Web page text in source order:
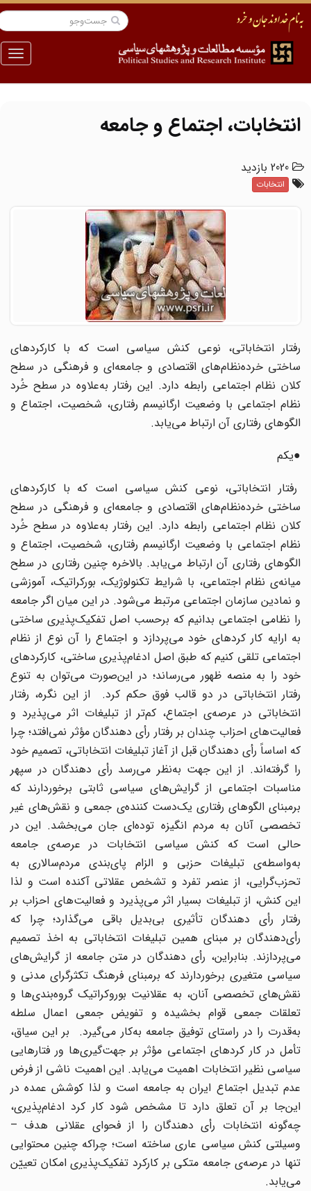
منو
انتخابات، اجتماع و جامعه
2020 بازدید
انتخابات
رفتار انتخاباتی، نوعی کنش سیاسی است که با کارکردهای
ساختی خرده‌نظام‌های اقتصادی و جامعه‌ای و فرهنگی در سطح
کلان نظام اجتماعی رابطه دارد. این رفتار به‌علاوه در سطح خُرد
نظام اجتماعی با وضعیت ارگانیسم رفتاری، شخصیت، اجتماع و
الگوهای رفتاری آن ارتباط می‌یابد.
●یکم
رفتار انتخاباتی، نوعی کنش سیاسی است که با کارکردهای
ساختی خرده‌نظام‌های اقتصادی و جامعه‌ای و فرهنگی در سطح
کلان نظام اجتماعی رابطه دارد. این رفتار به‌علاوه در سطح خُرد
نظام اجتماعی با وضعیت ارگانیسم رفتاری، شخصیت، اجتماع و
الگوهای رفتاری آن ارتباط می‌یابد. بالاخره چنین رفتاری در سطح
میانه‌ی نظام اجتماعی، با شرایط تکنولوژیک، بورکراتیک، آموزشی
و نمادین سازمان اجتماعی مرتبط می‌شود. در این میان اگر جامعه
را نظامی اجتماعی بدانیم که برحسب اصل تفکیک‌پذیری ساختی
به ارایه کار کردهای خود می‌پردازد و اجتماع را آن نوع از نظام
اجتماعی تلقی کنیم که طبق اصل ادغام‌پذیری ساختی، کارکردهای
خود را به منصه ظهور می‌رساند؛ در این‌صورت می‌توان به تنوع
رفتار انتخاباتی در دو قالب فوق حکم کرد. از این نگره، رفتار
انتخاباتی در عرصه‌ی اجتماع، کم‌تر از تبلیغات اثر می‌پذیرد و
فعالیت‌های احزاب چندان بر رفتار رأی دهندگان مؤثر نمی‌افتد؛ چرا
که اساساً رأی دهندگان قبل از آغاز تبلیغات انتخاباتی، تصمیم خود
را گرفته‌اند. از این جهت به‌نظر می‌رسد رأی دهندگان در سپهر
مناسبات اجتماعی از گرایش‌های سیاسی ثابتی برخوردارند که
برمبنای الگوهای رفتاری یک‌دست کننده‌ی جمعی و نقش‌های غیر
تخصصی آنان به مردم انگیزه توده‌ای جان می‌بخشد. این در
حالی است که کنش سیاسی انتخابات در عرصه‌ی جامعه
به‌واسطه‌ی تبلیغات حزبی و الزام پای‌بندی مردم‌سالاری به
تحزب‌گرایی، از عنصر تفرد و تشخص عقلاتی آکنده است و لذا
این کنش، از تبلیغات بسیار اثر می‌پذیرد و فعالیت‌های احزاب بر
رفتار رأی دهندگان تأثیری بی‌بدیل باقی می‌گذارد؛ چرا که
رأی‌دهندگان بر مبنای همین تبلیغات انتخاباتی به اخذ تصمیم
می‌پردازند. بنابراین، رأی دهندگان در متن جامعه از گرایش‌های
سیاسی متغیری برخوردارند که برمبنای فرهنگ تکثرگرای مدنی و
نقش‌های تخصصی آنان، به عقلانیت بوروکراتیک گروه‌بندی‌ها و
تعلقات جمعی قوام بخشیده و تفویض جمعی اعمال سلطه
به‌قدرت را در راستای توفیق جامعه به‌کار می‌گیرد. بر این سیاق،
تأمل در کار کردهای اجتماعی مؤثر بر جهت‌گیری‌ها ور فتارهایی
سیاسی نظیر انتخابات اهمیت می‌یابد. این اهمیت ناشی از فرض
عدم تبدیل اجتماع ایران به جامعه است و لذا کوشش عمده در
این‌جا بر آن تعلق دارد تا مشخص شود کار کرد ادغام‌پذیری،
چه‌گونه انتخابات رأی دهندگان را از فحوای عقلانی هدف –
وسیلتی کنش سیاسی عاری ساخته است؛ چراکه چنین محتوایی
تنها در عرصه‌ی جامعه متکی بر کارکرد تفکیک‌پذیری امکان تعییّن
می‌‌یابد.